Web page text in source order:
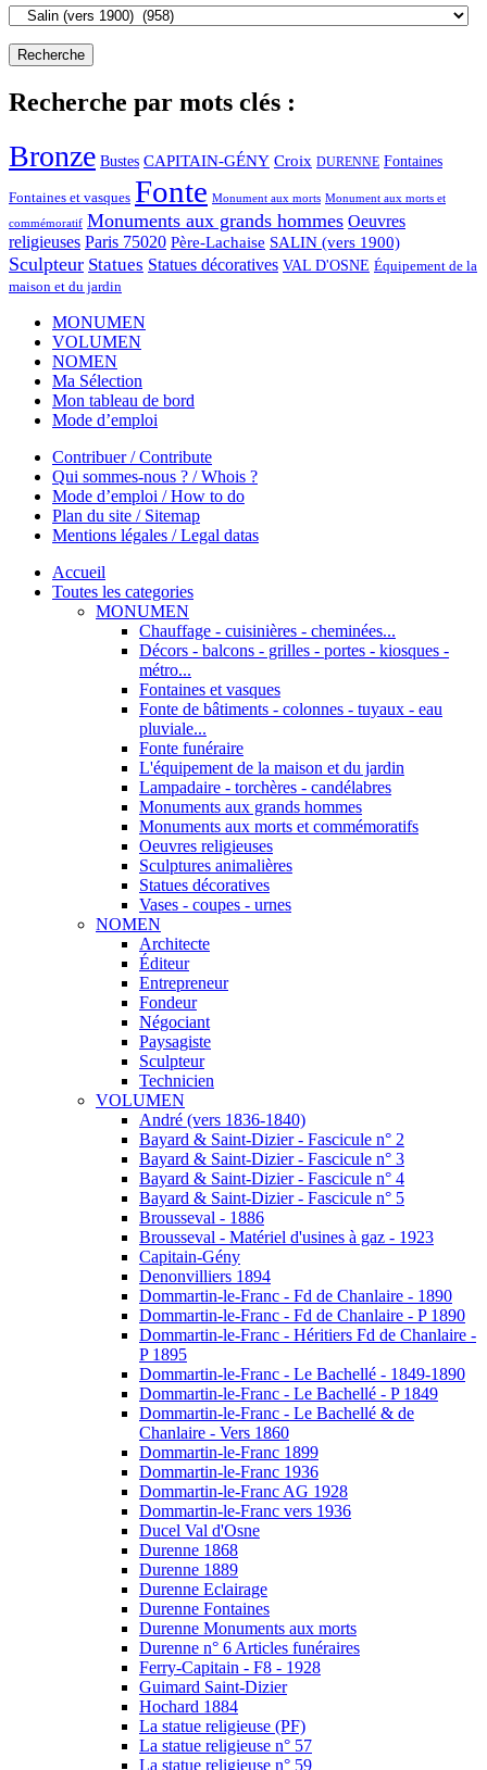
Recherche par mots clés :
Bronze Bustes CAPITAIN-GÉNY Croix DURENNE Fontaines
Fontaines et vasques Fonte Monument aux morts Monument aux morts et
commémoratif Monuments aux grands hommes Oeuvres
religieuses Paris 75020 Père-Lachaise SALIN (vers 1900)
Sculpteur Statues Statues décoratives VAL D'OSNE Équipement de la
maison et du jardin
MONUMEN
VOLUMEN
NOMEN
Ma Sélection
Mon tableau de bord
Mode d’emploi
Contribuer / Contribute
Qui sommes-nous ? / Whois ?
Mode d’emploi / How to do
Plan du site / Sitemap
Mentions légales / Legal datas
Accueil
Toutes les categories
MONUMEN
Chauffage - cuisinières - cheminées...
Décors - balcons - grilles - portes - kiosques -
métro...
Fontaines et vasques
Fonte de bâtiments - colonnes - tuyaux - eau
pluviale...
Fonte funéraire
L'équipement de la maison et du jardin
Lampadaire - torchères - candélabres
Monuments aux grands hommes
Monuments aux morts et commémoratifs
Oeuvres religieuses
Sculptures animalières
Statues décoratives
Vases - coupes - urnes
NOMEN
Architecte
Éditeur
Entrepreneur
Fondeur
Négociant
Paysagiste
Sculpteur
Technicien
VOLUMEN
André (vers 1836-1840)
Bayard & Saint-Dizier - Fascicule n° 2
Bayard & Saint-Dizier - Fascicule n° 3
Bayard & Saint-Dizier - Fascicule n° 4
Bayard & Saint-Dizier - Fascicule n° 5
Brousseval - 1886
Brousseval - Matériel d'usines à gaz - 1923
Capitain-Gény
Denonvilliers 1894
Dommartin-le-Franc - Fd de Chanlaire - 1890
Dommartin-le-Franc - Fd de Chanlaire - P 1890
Dommartin-le-Franc - Héritiers Fd de Chanlaire -
P 1895
Dommartin-le-Franc - Le Bachellé - 1849-1890
Dommartin-le-Franc - Le Bachellé - P 1849
Dommartin-le-Franc - Le Bachellé & de
Chanlaire - Vers 1860
Dommartin-le-Franc 1899
Dommartin-le-Franc 1936
Dommartin-le-Franc AG 1928
Dommartin-le-Franc vers 1936
Ducel Val d'Osne
Durenne 1868
Durenne 1889
Durenne Eclairage
Durenne Fontaines
Durenne Monuments aux morts
Durenne n° 6 Articles funéraires
Ferry-Capitain - F8 - 1928
Guimard Saint-Dizier
Hochard 1884
La statue religieuse (PF)
La statue religieuse n° 57
La statue religieuse n° 59